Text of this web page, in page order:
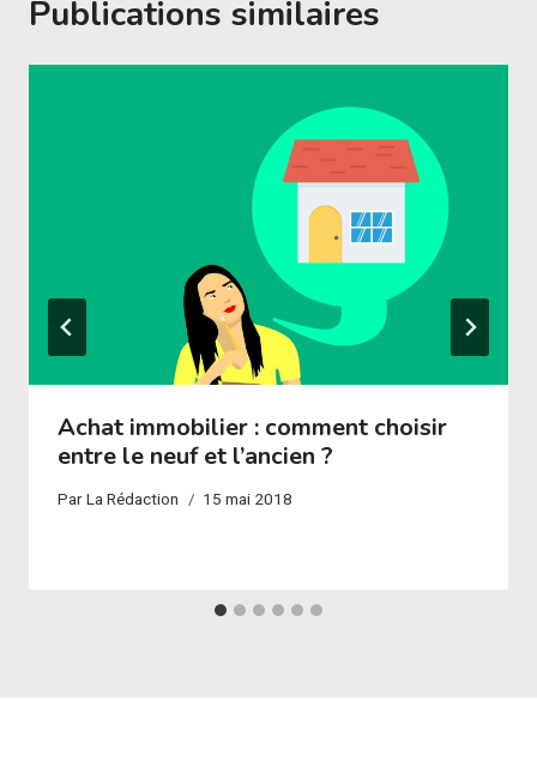
Publications similaires
Achat immobilier : comment choisir
entre le neuf et l’ancien ?
ParLa Rédaction 15 mai 2018